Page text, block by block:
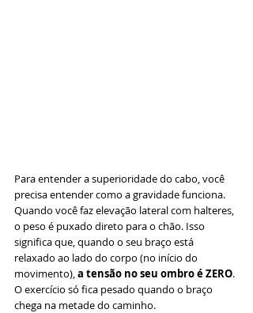
Para entender a superioridade do cabo, você
precisa entender como a gravidade funciona.
Quando você faz elevação lateral com halteres,
o peso é puxado direto para o chão. Isso
significa que, quando o seu braço está
relaxado ao lado do corpo (no início do
movimento), a tensão no seu ombro é ZERO.
O exercício só fica pesado quando o braço
chega na metade do caminho.